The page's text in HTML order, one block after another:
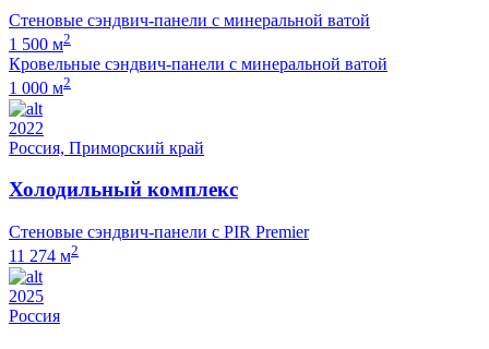
Стеновые сэндвич-панели с минеральной ватой
1 500 м2
Кровельные сэндвич-панели с минеральной ватой
1 000 м2
2022
Россия, Приморский край
Холодильный комплекс
Стеновые сэндвич-панели с PIR Premier
11 274 м2
2025
Россия